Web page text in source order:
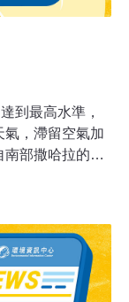
到最高水準，
氣，滯留空氣加
南部撒哈拉的沙
很高，但據料
月11日前驅散污
審理英國的環保
高空氣污染發起